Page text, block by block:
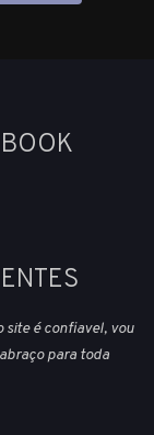
site é confiavel, vou
para toda